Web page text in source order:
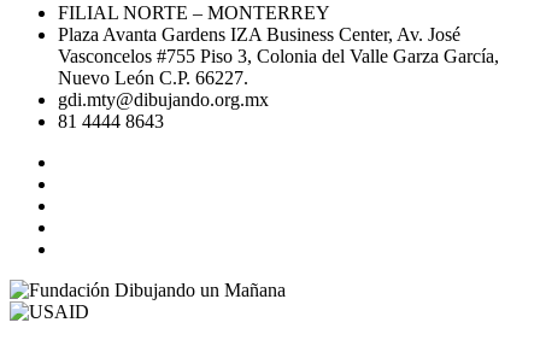
FILIAL NORTE – MONTERREY
Plaza Avanta Gardens IZA Business Center, Av. José
Vasconcelos #755 Piso 3, Colonia del Valle Garza García,
Nuevo León C.P. 66227.
gdi.mty@dibujando.org.mx
81 4444 8643